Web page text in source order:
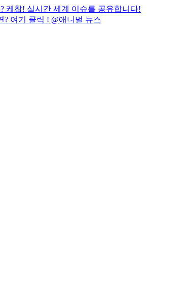
케찹! 실시간 세계 이슈를 공유합니다!
? 여기 클릭 ! @애니멀 뉴스